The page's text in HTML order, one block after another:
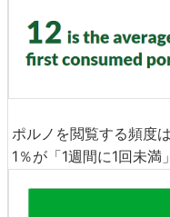
ポルノを閲覧する頻度
1％が「1週間に1回未満